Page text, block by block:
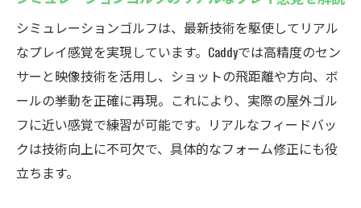
シミュレーションゴルフは、最新技術を駆使してリアル
なプレイ感覚を実現しています。Caddyでは高精度のセン
サーと映像技術を活用し、ショットの飛距離や方向、ボ
ールの挙動を正確に再現。これにより、実際の屋外ゴル
フに近い感覚で練習が可能です。リアルなフィードバッ
クは技術向上に不可欠で、具体的なフォーム修正にも役
立ちます。